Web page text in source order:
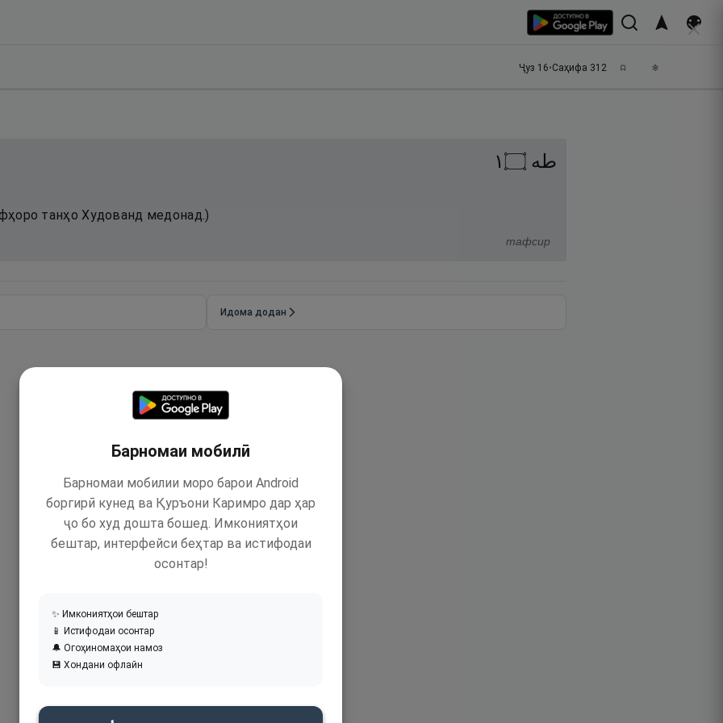
Ҷуз 16•Саҳифа 312
طه ۝١
танҳо Худованд медонад.)
тафсир
Идома додан
Барномаи мобилӣ
Барномаи мобилии моро барои Android
боргирӣ кунед ва Қуръони Каримро дар ҳар
ҷо бо худ дошта бошед. Имкониятҳои
бештар, интерфейси беҳтар ва истифодаи
осонтар!
✨ Имкониятҳои бештар
📱 Истифодаи осонтар
🔔 Огоҳиномаҳои намоз
💾 Хондани офлайн